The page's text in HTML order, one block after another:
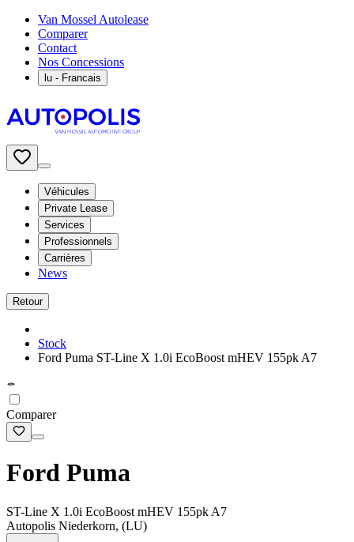
Van Mossel Autolease
Comparer
Contact
Nos Concessions
lu - Francais
Véhicules
Private Lease
Services
Professionnels
Carrières
News
Retour
Stock
Ford Puma ST-Line X 1.0i EcoBoost mHEV 155pk A7
Comparer
Ford Puma
ST-Line X 1.0i EcoBoost mHEV 155pk A7
Autopolis Niederkorn, (LU)